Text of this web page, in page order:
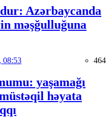
Azərbaycanda
məşğulluğuna
08:53 464
yaşamağı
həyata